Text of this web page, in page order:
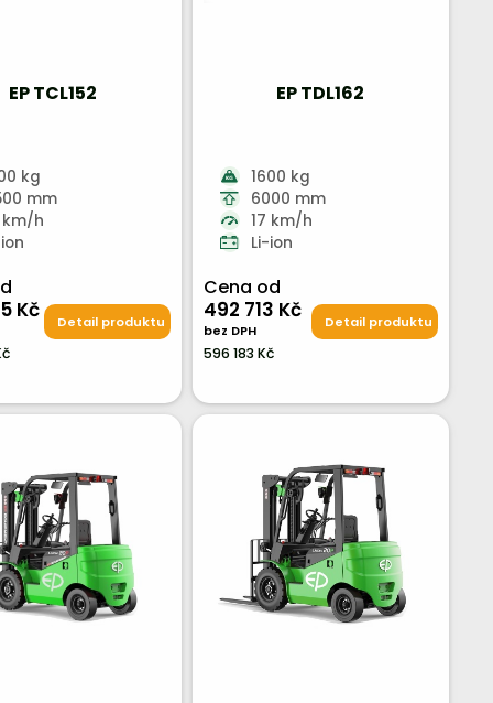
EP TCL152
kg
mm
km/h
Kč Detail produktu
EP TDL162
1600 kg
6000 mm
17 km/h
Li-ion
Cena od
492 713 Kč
bez DPH
596 183 Kč
Detail produktu